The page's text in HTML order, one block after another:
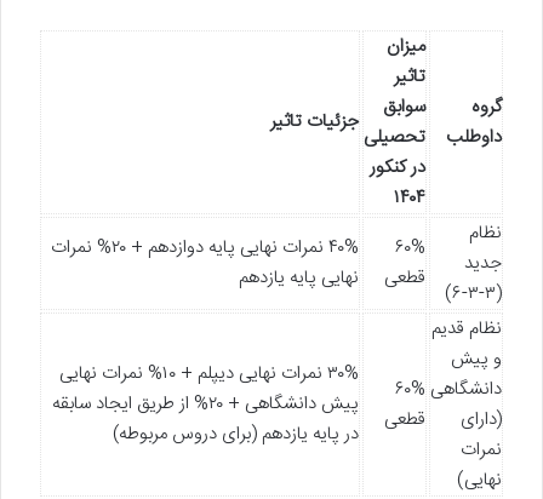
گروه
داوطلب
میزان
تاثیر
سوابق
تحصیلی
در کنکور
۱۴۰۴
جزئیات تاثیر
نظام
جدید
(۳-۳-۶)
۶۰%
قطعی
۴۰% نمرات نهایی پایه دوازدهم + ۲۰% نمرات
نهایی پایه یازدهم
نظام قدیم
و پیش
دانشگاهی
(دارای
نمرات
نهایی)
۶۰%
قطعی
۳۰% نمرات نهایی دیپلم + ۱۰% نمرات نهایی
پیش دانشگاهی + ۲۰% از طریق ایجاد سابقه
در پایه یازدهم (برای دروس مربوطه)